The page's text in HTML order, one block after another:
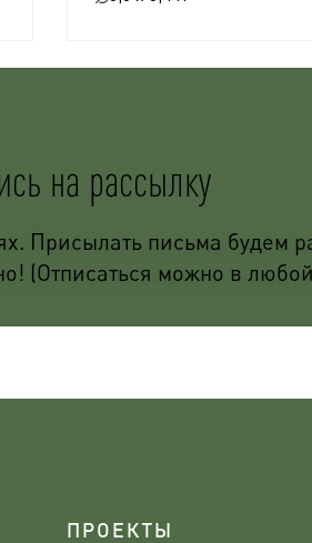
на рассылку
Присылать письма будем
(Отписаться можно в
ПРОЕКТЫ